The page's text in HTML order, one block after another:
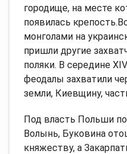
городище, на месте
появилась
монголами на
пришли другие
поляки. В середине
феодалы захватили
земли, Киевщину,
Под власть Польши
Волынь, Буковина
княжеству, а